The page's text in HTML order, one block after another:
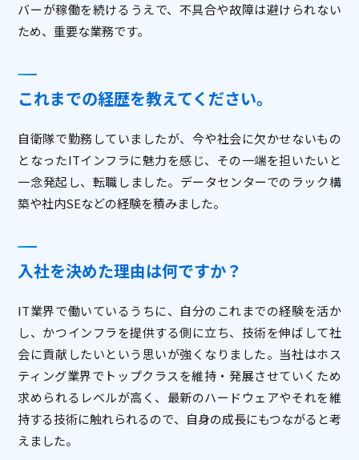
バーが稼働を続けるうえで、不具合や故障は避けられない
ため、重要な業務です。
これまでの経歴を教えてください。
自衛隊で勤務していましたが、今や社会に欠かせないもの
となったITインフラに魅力を感じ、その一端を担いたいと
一念発起し、転職しました。データセンターでのラック構
築や社内SEなどの経験を積みました。
入社を決めた理由は何ですか？
IT業界で働いているうちに、自分のこれまでの経験を活か
し、かつインフラを提供する側に立ち、技術を伸ばして社
会に貢献したいという思いが強くなりました。当社はホス
ティング業界でトップクラスを維持・発展させていくため
求められるレベルが高く、最新のハードウェアやそれを維
持する技術に触れられるので、自身の成長にもつながると考
えました。